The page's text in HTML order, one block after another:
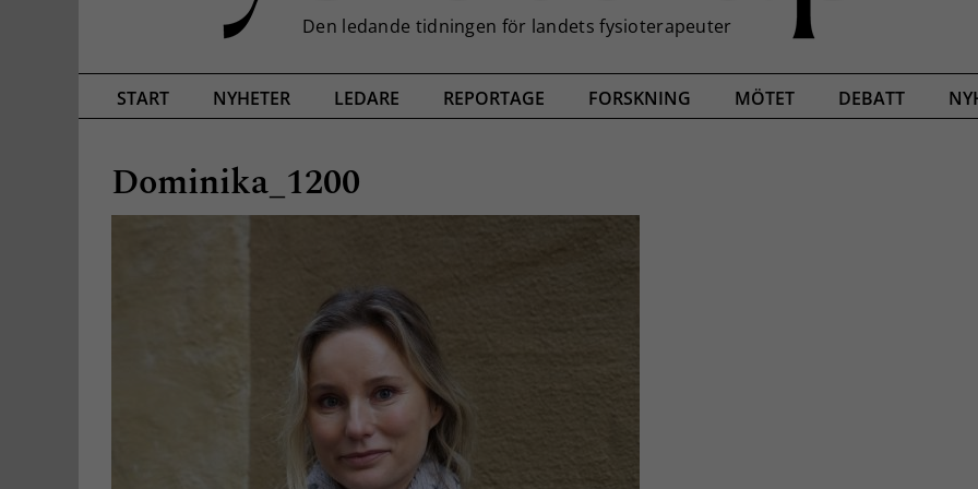
START NYHETER LEDARE REPORTAGE FORSKNING MÖTET DEBATT
Dominika_1200